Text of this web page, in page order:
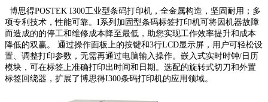
博思得POSTEK I300工业型条码打印机，全金属构造，坚固耐用；多
项专利技术，性能可靠。I系列加固型条码标签打印机可将因机器故障
而造成的的停工和维修成本降至最低，助您实现工作效率提升和成本
降低的双赢。 通过操作面板上的按键和3行LCD显示屏，用户可轻松设
置、调整打印参数，无需再通过电脑输入操作。嵌入式实时时钟/日历
模块，可在标签上准确打印出时间和日期。选配的旋转式切刀和外置
标签回绕器，扩展了博思得I300条码打印机的应用领域。